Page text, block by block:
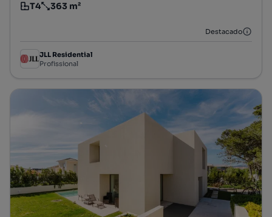
Tipologia
T4
Preço por metro quadrado
363 m²
Destacado
JLL Residential
Profissional